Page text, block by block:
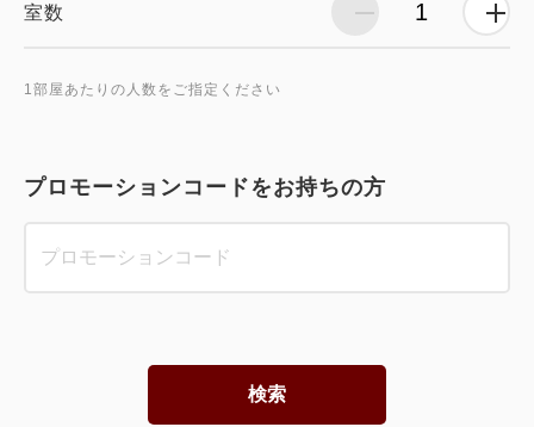
室数
1部屋あたりの人数をご指定ください
プロモーションコードをお持ちの方
検索